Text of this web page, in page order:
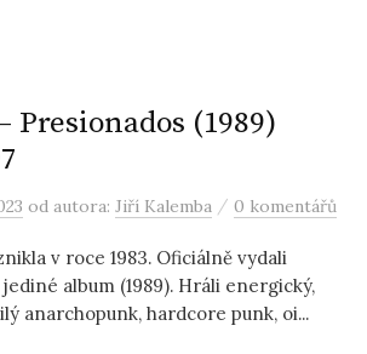
Presionados (1989)
od autora: Jiří Kalemba / 0 komentářů
v roce 1983. Oficiálně vydali
jediné album (1989). Hráli energický,
anarchopunk, hardcore punk, oi...